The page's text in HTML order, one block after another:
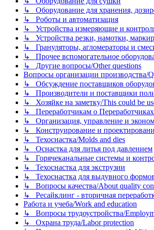
↳ Оборудование для хранения,
↳ Роботы и автоматизация
↳ Устройства измеряющие и
↳ Устройства резки, намотки,
↳ Грануляторы, агломераторы и
↳ Прочее вспомогательное
↳ Другие вопросы/Other questions
Вопросы организации производства/
↳ Обсуждение поставщиков
↳ Производители и поставщики
↳ Хозяйке на заметку/This could be
↳ Переработчикам о
↳ Организация, управление и
↳ Конструирование и
↳ Техоснастка/Molds and dies
↳ Оснастка для литья под давлением
↳ Горячеканальные системы и
↳ Техоснастка для экструзии
↳ Техоснастка для выдувного
↳ Вопросы качества/About quality
↳ Ресайклинг - вторичная
Работа и учеба/Work and education
↳ Вопросы трудоустройства/
↳ Охрана труда/Labor protection